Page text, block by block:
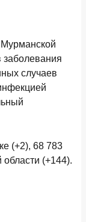
случаев
(+2), 68 783
(+144).